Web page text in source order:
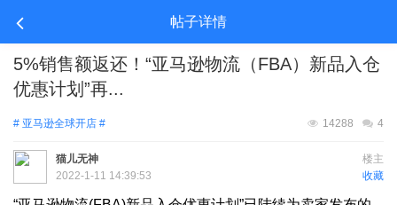
帖子详情
5%销售额返还！“亚马逊物流（FBA）新品入仓
优惠计划”再...
# 亚马逊全球开店 # 4
14288
楼主
猫儿无神
收藏
2022-1-11 14:39:53